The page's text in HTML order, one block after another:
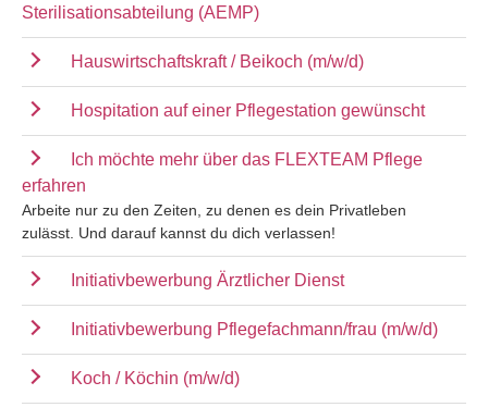
Sterilisationsabteilung (AEMP)
Hauswirtschaftskraft / Beikoch (m/w/d)
Hospitation auf einer Pflegestation gewünscht
Ich möchte mehr über das FLEXTEAM Pflege
erfahren
Arbeite nur zu den Zeiten, zu denen es dein Privatleben
zulässt. Und darauf kannst du dich verlassen!
Initiativbewerbung Ärztlicher Dienst
Initiativbewerbung Pflegefachmann/frau (m/w/d)
Koch / Köchin (m/w/d)